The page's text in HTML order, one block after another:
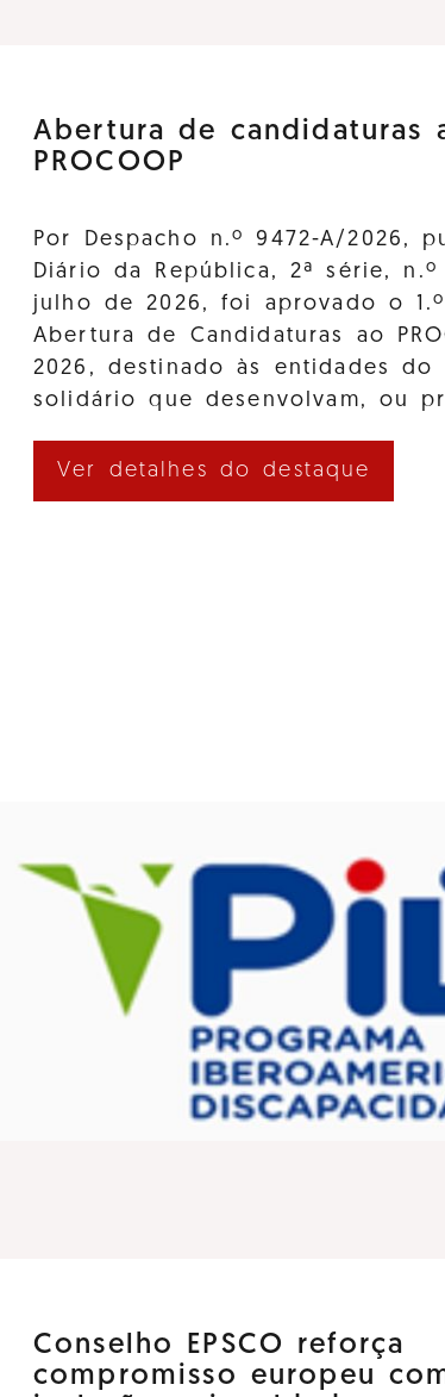
Abertura de candidaturas
PROCOOP
Por Despacho n.º 9472-A/2026,
Diário da República, 2ª série,
julho de 2026, foi aprovado o
Abertura de Candidaturas ao
2026, destinado às entidades
solidário que desenvolvam, ou
Ver detalhes do destaque
Conselho EPSCO reforça
compromisso europeu